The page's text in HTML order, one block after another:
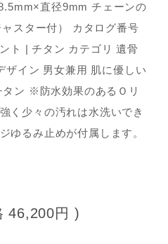
直径9mm チェーンの
スター付） カタログ番号
ト | チタン カテゴリ 遺骨
ザイン 男女兼用 肌に優しい
タン ※防水効果のあるＯリ
少々の汚れは水洗いでき
ゆるみ止めが付属します。
46,200円 )